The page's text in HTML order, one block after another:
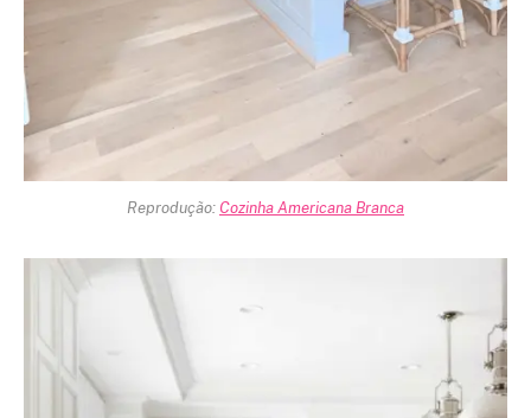
Reprodução: Cozinha Americana Branca